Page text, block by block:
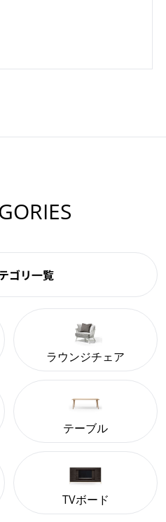
ゴリ一覧
ラウンジチェア
テーブル
TVボード